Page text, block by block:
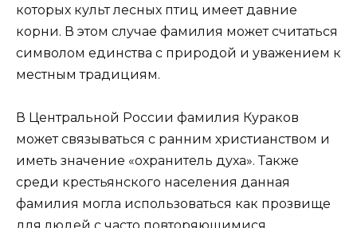
которых культ лесных птиц имеет давние
корни. В этом случае фамилия может считаться
символом единства с природой и уважением к
местным традициям.
В Центральной России фамилия Кураков
может связываться с ранним христианством и
иметь значение «охранитель духа». Также
среди крестьянского населения данная
фамилия могла использоваться как прозвище